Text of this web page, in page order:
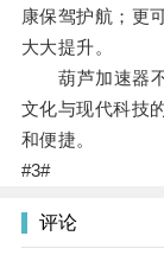
康保驾护航；更
大大提升。
葫芦加速器不
文化与现代科技
和便捷。
#3#
评论